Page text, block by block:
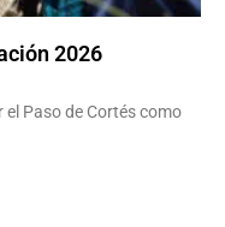
2026
Paso de Cortés como